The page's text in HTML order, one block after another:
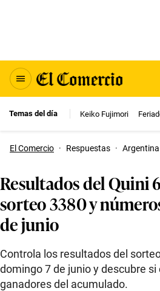
Temas del día Keiko Fujimori
El Comercio · Respuestas · Argentina
Resultados del Quini
sorteo 3380 y
de junio
Controla los resultados del
domingo 7 de junio y descubre si
ganadores del acumulado.